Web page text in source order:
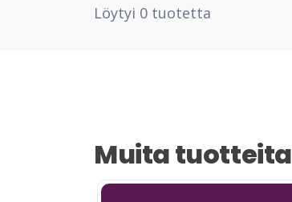
Löytyi 0 tuotetta
Muita tuotteita